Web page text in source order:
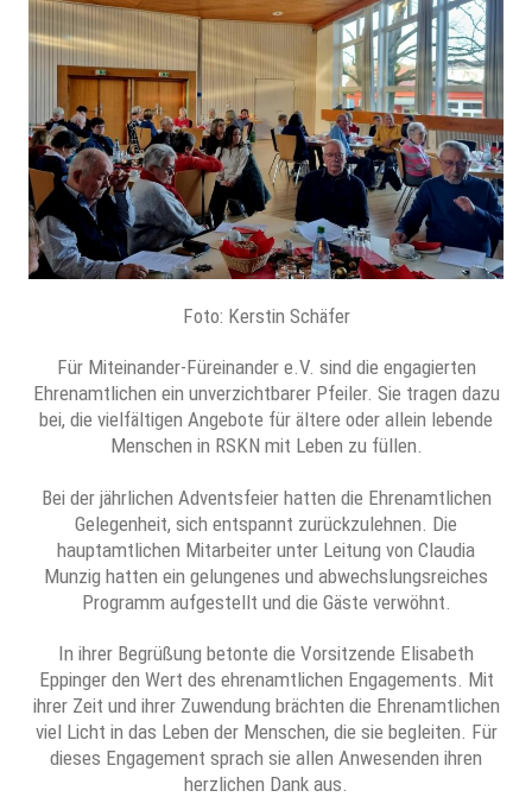
Foto: Kerstin Schäfer
Für Miteinander-Füreinander e.V. sind die engagierten
Ehrenamtlichen ein unverzichtbarer Pfeiler. Sie tragen dazu
bei, die vielfältigen Angebote für ältere oder allein lebende
Menschen in RSKN mit Leben zu füllen.
Bei der jährlichen Adventsfeier hatten die Ehrenamtlichen
Gelegenheit, sich entspannt zurückzulehnen. Die
hauptamtlichen Mitarbeiter unter Leitung von Claudia
Munzig hatten ein gelungenes und abwechslungsreiches
Programm aufgestellt und die Gäste verwöhnt.
In ihrer Begrüßung betonte die Vorsitzende Elisabeth
Eppinger den Wert des ehrenamtlichen Engagements. Mit
ihrer Zeit und ihrer Zuwendung brächten die Ehrenamtlichen
viel Licht in das Leben der Menschen, die sie begleiten. Für
dieses Engagement sprach sie allen Anwesenden ihren
herzlichen Dank aus.